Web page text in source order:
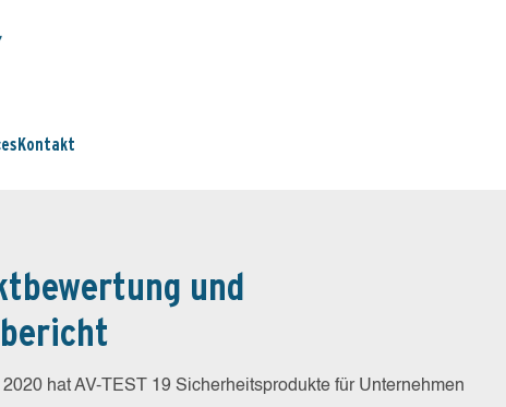
Kontakt
und
hat AV-TEST 19 Sicherheitsprodukte für Unternehmen